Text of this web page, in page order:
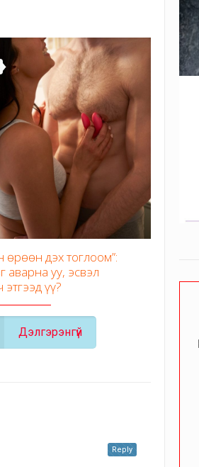
өрөөн дэх тоглоом”:
аварна уу, эсвэл
этгээд үү?
Дэлгэрэнгүй
Reply